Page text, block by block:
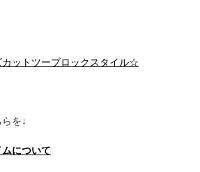
ットツーブロックスタイル☆
を↓
について